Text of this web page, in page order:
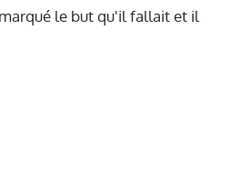
le but qu'il fallait et il